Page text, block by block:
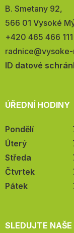
Adresa:
B. Smetany 92,
566 01 Vysoké
Telefon:
+420 465 466 111
E-
mail:
ID datové
ÚŘEDNÍ HODINY
Pondělí
Úterý
Středa
Čtvrtek
Pátek
SLEDUJTE